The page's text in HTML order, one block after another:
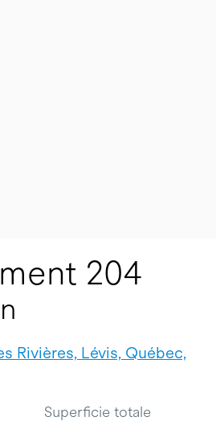
204
Rivières, Lévis, Québec,
Superficie totale